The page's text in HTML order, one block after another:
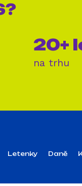
20+
na trhu
Letenky Daně